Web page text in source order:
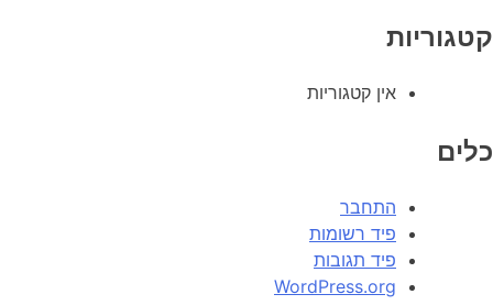
קטגוריות
אין קטגוריות
כלים
התחבר
פיד רשומות
פיד תגובות
WordPress.org